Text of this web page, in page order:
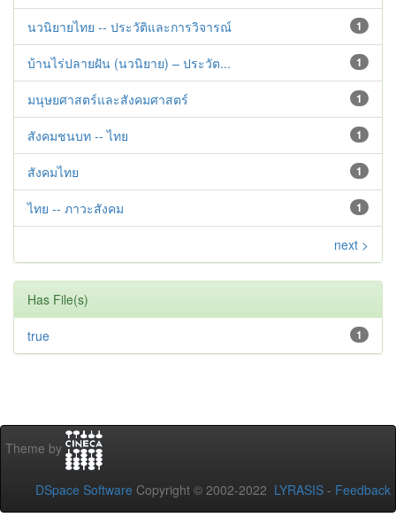
1
นวนิยายไทย -- ประวัติและการวิจารณ์
1
บ้านไร่ปลายฝัน (นวนิยาย) – ประวัต...
1
มนุษยศาสตร์และสังคมศาสตร์
1
สังคมชนบท -- ไทย
1
สังคมไทย
1
ไทย -- ภาวะสังคม
next >
Has File(s)
1
true
Theme by
DSpace Software Copyright © 2002-2022 LYRASIS - Feedback